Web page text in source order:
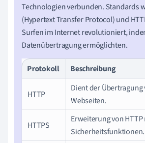
Technologien verbunden. Standards
(Hypertext Transfer Protocol) und
Surfen im Internet revolutioniert,
Datenübertragung ermöglichten.
Protokoll Beschreibung
HTTP
Dient der Übertragung
Webseiten.
HTTPS
Erweiterung von
Sicherheitsfunktionen.